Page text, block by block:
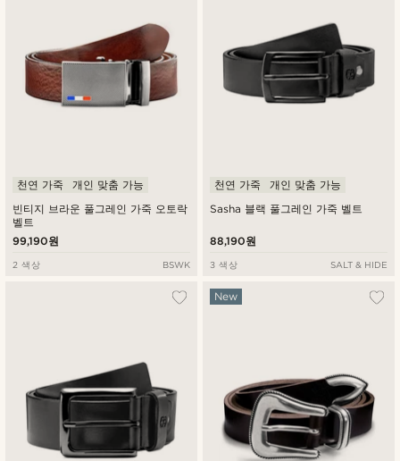
빈티지 브라운 풀그레인 가죽 오토락
벨트
천연 가죽 개인 맞춤 가능
99,190원
2 색상 BSWK
Sasha 블랙 풀그레인 가죽 벨트
천연 가죽 개인 맞춤 가능
88,190원
3 색상 SALT & HIDE
New